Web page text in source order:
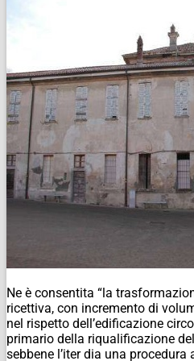
Ne è consentita “la
ricettiva, con incremento di
nel rispetto dell’edificazione
primario della riqualificazione
sebbene l’iter dia una procedura